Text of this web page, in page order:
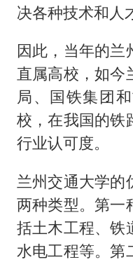
决各种技术和人
因此，当年的兰
直属高校，如今
局、国铁集团
校，在我国的铁
行业认可度。
兰州交通大学的
两种类型。第一
括土木工程、铁
水电工程等。第